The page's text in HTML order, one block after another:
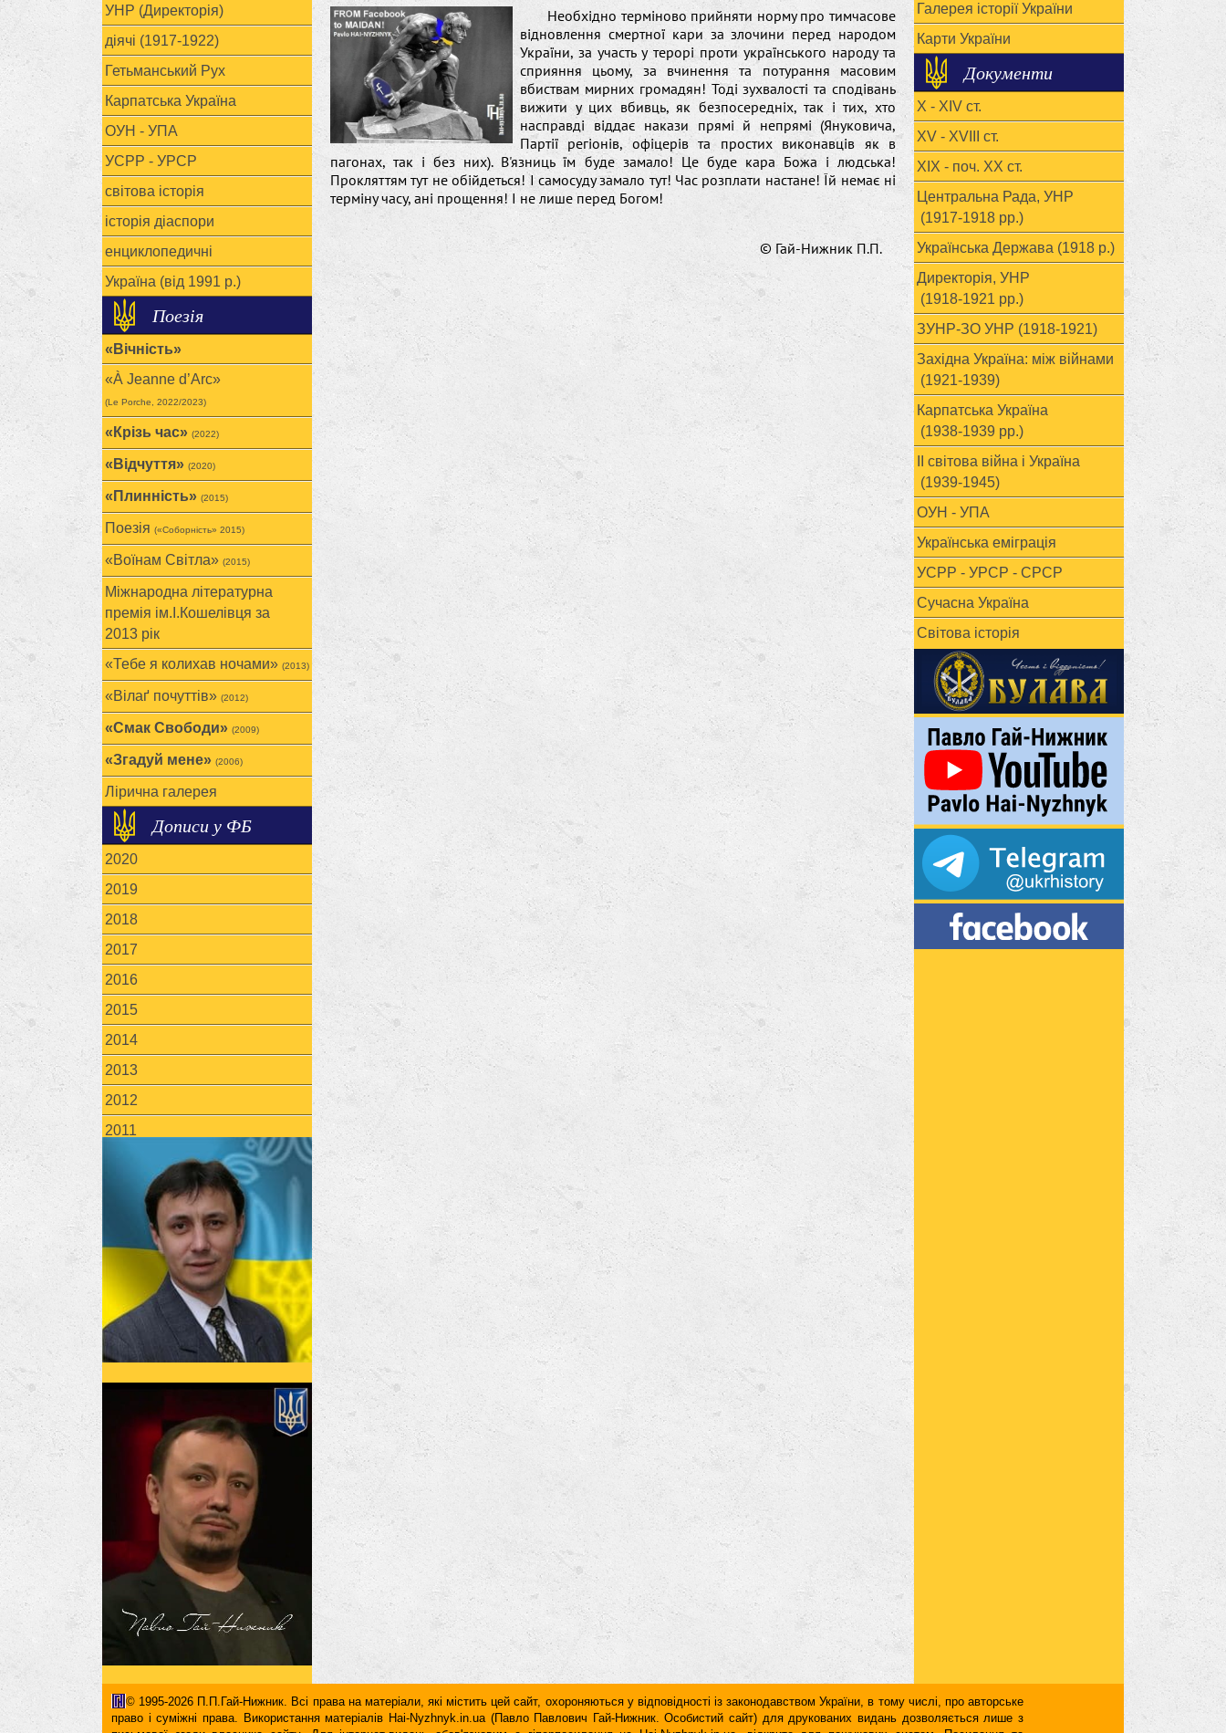
УНР (Директорія)
діячі (1917-1922)
Гетьманський Рух
Карпатська Україна
ОУН - УПА
УСРР - УРСР
світова історія
історія діаспори
енциклопедичні
Україна (від 1991 р.)
Поезія
«Вічність»
«À Jeanne d’Arc»
(Le Porche, 2022/2023)
«Крізь час» (2022)
«Відчуття» (2020)
«Плинність» (2015)
Поезія («Соборність» 2015)
«Воїнам Cвітла» (2015)
Міжнародна літературна
премія ім.І.Кошелівця за
2013 рік
«Тебе я колихав ночами» (2013)
«Вілаґ почуттів» (2012)
«Смак Свободи» (2009)
«Згадуй мене» (2006)
Лірична галерея
Дописи у ФБ
2020
2019
2018
2017
2016
2015
2014
2013
2012
2011
Необхідно терміново прийняти норму про тимчасове
відновлення смертної кари за злочини перед народом
України, за участь у терорі проти українського народу та
сприяння цьому, за вчинення та потурання масовим
вбиствам мирних громадян! Тоді зухвалості та сподівань
вижити у цих вбивць, як безпосередніх, так і тих, хто
насправді віддає накази прямі й непрямі (Януковича,
Партії регіонів, офіцерів та простих виконавців як в
пагонах, так і без них). В'язниць їм буде замало! Це буде кара Божа і людська!
Прокляттям тут не обійдеться! І самосуду замало тут! Час розплати настане! Їй немає ні
терміну часу, ані прощення! І не лише перед Богом!
© Гай-Нижник П.П.
Галерея історії України
Карти України
Документи
X - XIV ст.
XV - XVIII ст.
ХІХ - поч. ХХ ст.
Центральна Рада, УНР
(1917-1918 рр.)
Українська Держава (1918 р.)
Директорія, УНР
(1918-1921 рр.)
ЗУНР-ЗО УНР (1918-1921)
Західна Україна: між війнами
(1921-1939)
Карпатська Україна
(1938-1939 рр.)
ІІ світова війна і Україна
(1939-1945)
ОУН - УПА
Українська еміграція
УСРР - УРСР - СРСР
Сучасна Україна
Світова історія
© 1995-2026 П.П.Гай-Нижник. Всі права на матеріали, які містить цей сайт, охороняються у відповідності із законодавством України, в тому числі, про авторське
право і суміжні права. Використання матерiалiв Hai-Nyzhnyk.in.ua (Павло Павлович Гай-Нижник. Особистий сайт) для друкованих видань дозволяється лише з
письмової згоди власника сайту. Для iнтернет-видань обов'язковим є гiперпосилання на Hai-Nyzhnyk.in.ua, відкрите для пошукових систем. Посилання та
гіперпосилання повинні міститися виключно в першому чи в другому абзаці тексту.